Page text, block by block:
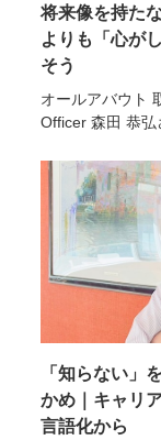
将来像を持た
よりも「心が
そう
オールアバウト
Officer 森田 恭弘
「知らない」
かめ｜キャリ
言語化から